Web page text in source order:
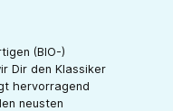
(BIO-)
Dir den Klassiker
hervorragend
neusten